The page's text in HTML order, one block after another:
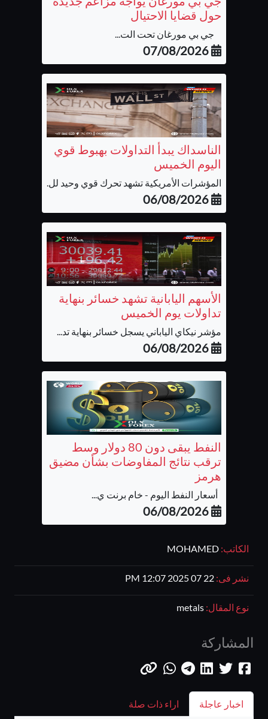
الكاتب:
نشر فى:
نوع المقال:
المشاركة
اخبار عاجلة اراء ذات صلة
حول قضايا الاحتيال
جي بي مورغان تحت الت...
07/08/2026
الناسداك يبدأ التداولات بهبوط قوي
اليوم الخميس
المؤشرات الأمريكية تشهد تحرك قوي وحيد لل...
06/08/2026
الأسهم اليابانية تشهد خسائر بنهاية
تداولات يوم الخميس
مؤشر نيكاي الياباني يسجل خسائر بنهاية تد...
06/08/2026
النفط يبقى دون 80 دولار وسط
ترقب نتائج المفاوضات بشأن مضيق
هرمز
أسعار النفط اليوم - خام برنت ي...
06/08/2026